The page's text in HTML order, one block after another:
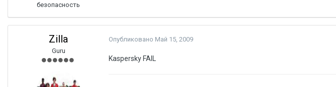
безопасность
Zilla
Guru
Опубликовано Май 15, 2009
Kaspersky FAIL